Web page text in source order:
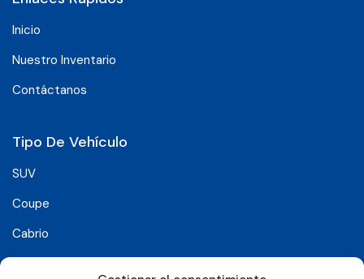
Inicio
Nuestro Inventario
Contáctanos
Tipo De Vehículo
SUV
Coupe
Cabrio